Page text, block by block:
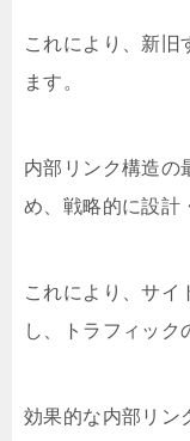
これにより、新旧
ます。
内部リンク構造の
め、戦略的に設計
これにより、サイ
し、トラフィック
効果的な内部リン